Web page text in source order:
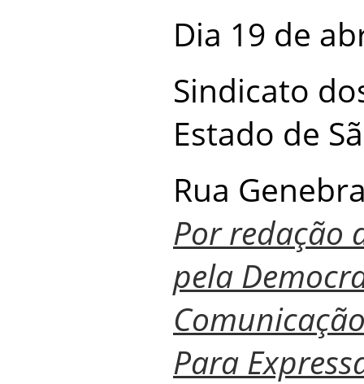
Dia 19 de
Sindicato
Estado de
Rua
Por redação
pela
Para